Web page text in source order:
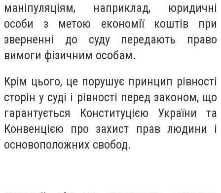
маніпуляціям, наприклад, юридичні
особи з метою економії коштів при
зверненні до суду передають право
вимоги фізичним особам.
Крім цього, це порушує принцип рівності
сторін у суді і рівності перед законом, що
гарантується Конституцією України та
Конвенцією про захист прав людини і
основоположних свобод.